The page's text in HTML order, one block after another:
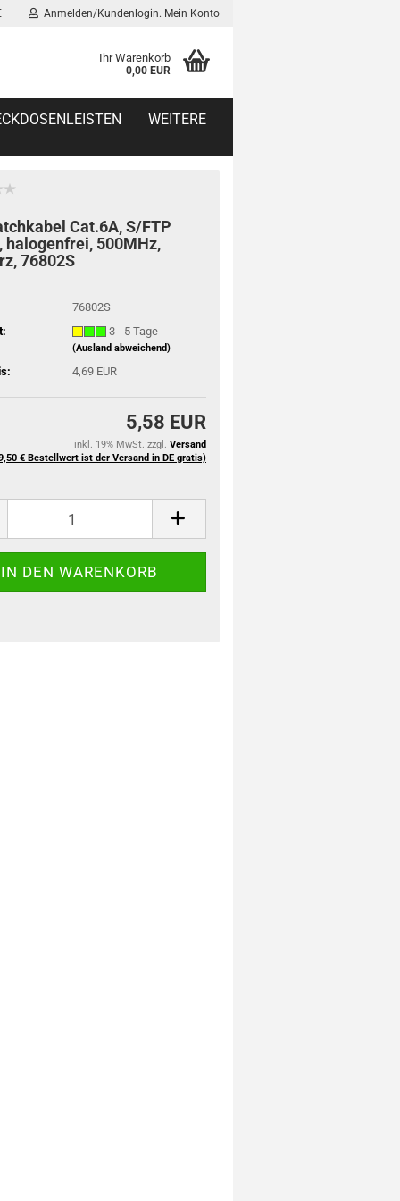
Anmelden/Kundenlogin. Mein Konto
Ihr Warenkorb
0,00 EUR
WEITERE
Cat.6A, S/FTP
halogenfrei, 500MHz,
76802S
76802S
3 - 5 Tage
(Ausland abweichend)
4,69 EUR
5,58 EUR
inkl. 19% MwSt. zzgl. Versand
€ Bestellwert ist der Versand in DE gratis)